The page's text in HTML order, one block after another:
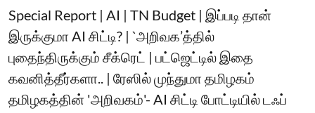
Special Report | AI | TN Budget | இப்படி தான்
இருக்குமா AI சிட்டி? | `அறிவக’த்தில்
புதைந்திருக்கும் சீக்ரெட் | பட்ஜெட்டில் இதை
கவனித்தீர்களா.. | ரேஸில் முந்துமா தமிழகம்
தமிழகத்தின் 'அறிவகம்'- AI சிட்டி போட்டியில் டஃப்